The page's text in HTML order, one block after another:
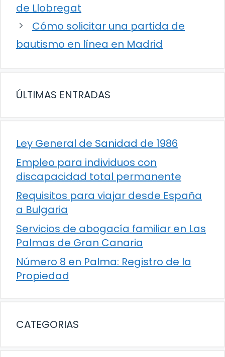
de Llobregat
Cómo solicitar una partida de
bautismo en línea en Madrid
ÚLTIMAS ENTRADAS
Ley General de Sanidad de 1986
Empleo para individuos con
discapacidad total permanente
Requisitos para viajar desde España
a Bulgaria
Servicios de abogacía familiar en Las
Palmas de Gran Canaria
Número 8 en Palma: Registro de la
Propiedad
CATEGORIAS